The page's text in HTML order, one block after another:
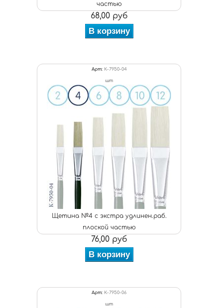
частью
68,00 руб
В корзину
Арт: К-7950-04
шт
Щетина №4 с экстра удлинен.раб.
плоской частью
76,00 руб
В корзину
Арт: К-7950-06
шт